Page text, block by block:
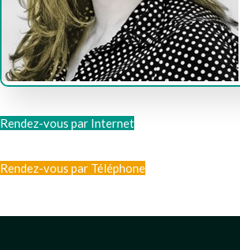
Rendez-vous par Internet
Rendez-vous par Téléphone